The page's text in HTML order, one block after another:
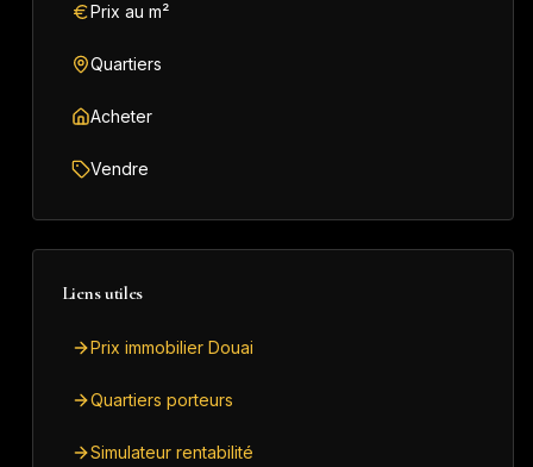
Prix au m²
Quartiers
Acheter
Vendre
Liens utiles
Prix immobilier Douai
Quartiers porteurs
Simulateur rentabilité